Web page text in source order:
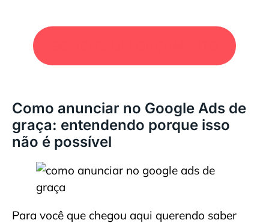
Como anunciar no Google Ads de
graça: entendendo porque isso
não é possível
Para você que chegou aqui querendo saber